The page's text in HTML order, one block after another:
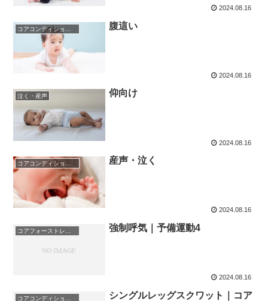
2024.08.16
腹這い
2024.08.16
泣く・産声 仰向け
2024.08.16
産声・泣く
2024.08.16
強制呼気｜予備運動4
2024.08.16
シングルレッグスクワット｜コア